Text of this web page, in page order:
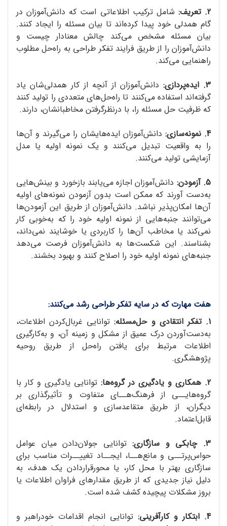
2. تعریف:
شامل ترکیب اطلاعاتی است که دانش‌آموزان در
گام همدلی خود پیدا کرده‌اند تا بیان مسئله را ایجاد کنند.
بیان مسئله مشخص می‌کند چالش معنادار چیست و
دانش‌آموزان را از طریق فرایند تفکر طراحی به راه‌حل مطلوب
راهنمایی می‌کند.
3. ایده‌پردازی:
دانش‌آموزان از آنچه از کار همدلی‌شان یاد
گرفته‌اند استفاده می‌کنند تا راه‌حل‌های متعددی را تولید کنند
که ظرفیت حل مسئله را، با درنظرگرفتن مخاطبانشان، دارند.
4. نمونه‌سازی:
دانش‌آموزان ایده‌هایشان را می‌گیرند و آن‌ها
را به واقعیت تبدیل می‌کنند و یک نمونه اولیه یا مدل
آزمایشی تولید می‌کنند.
5. آزمودن:
دانش‌آموزان اجازه می‌یابند بازخورد و بینش‌هایی
به‌دست آورند که ممکن است بدون آزمودن نمونه‌های اولیه
آن‌ها امکان‌پذیر نباشد. دانش‌آموزان از طریق این آزمودن‌ها
می‌توانند جنبه‌هایی از نمونه اولیه خود را که به‌خوبی کار
نمی‌کند یا مخاطب آن‌ها را کاربردی یا خوشایند نمی‌داند،
بشناسند. این شکست‌ها به دانش‌آموزان فرصت می‌دهد
جنبه‌های نمونه اولیه خود را اصلاح کنند و بهبود بخشند.
هفت مهارت که در سایه تفکر طراحی رشد می‌کنند:
1. تفکر انتقادی و حل‌مسئله:
توانایی غربال‌کردن اطلاعات،
به‌دست‌آوردن درک عمیق از مشکل و زمینه آن، و به‌کارگیری
اطلاعات مرتبط برای یافتن راه‌حل از طریق روحیه
پژوهشگری.
2. همکاری و یادگیری در گروه‌ها:
توانایی یادگیری و کار با
گروه‌هایــی از فرهنگ‌هــای متفاوت و تأثیرگذاری بر
دیگران، از طریق متقاعدسازی و استدلال در رابطه‌ای
قابل‌اعتماد.
3. چابکی و سازگاری:
توانایی جولان‌دادن میان عوامل
حواس‌پرتــی و مانع‌هــا، ایجــاد تغییــرات مناسب برای
سازگاری بهتر با محل کار، یا محورقراردادن یک هدف، به
دلیل نیاز جدیدی که از طریق مقدارهای فراوان اطلاعات یا
بروز مشکلات پیچیده کشف شده است.
4. ابتکار و کارآفرینی:
توانایی انجام اقدامات خودراهبر و